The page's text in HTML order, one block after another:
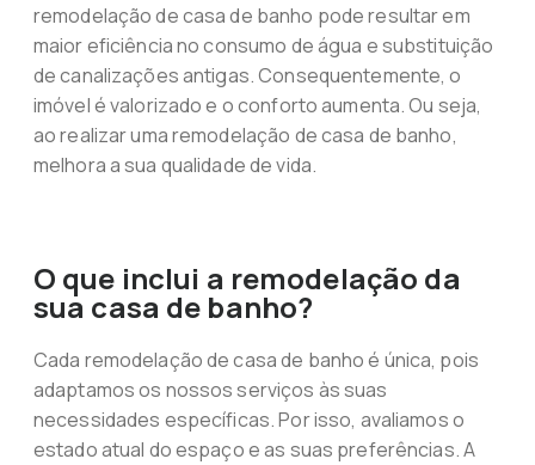
remodelação de casa de banho pode resultar em
maior eficiência no consumo de água e substituição
de canalizações antigas. Consequentemente, o
imóvel é valorizado e o conforto aumenta. Ou seja,
ao realizar uma remodelação de casa de banho,
melhora a sua qualidade de vida.
O que inclui a remodelação da
sua casa de banho?
Cada remodelação de casa de banho é única, pois
adaptamos os nossos serviços às suas
necessidades específicas. Por isso, avaliamos o
estado atual do espaço e as suas preferências. A